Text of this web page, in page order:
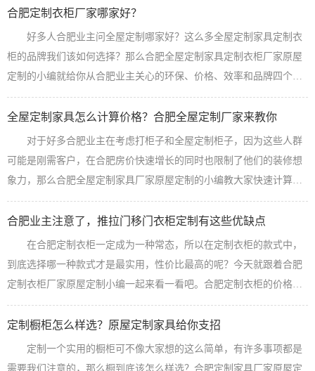
信，这样所谓的998元其实插边球主要是指柜体只要998元，这样做的
目的是让你交钱，然后再把门板价格标价到1000多块钱甚至2000多，
这样不仅看似柜体亏钱，其实门板高于市场几倍的价格卖给你这样来
赚取高额的利润...【查看详情】
合肥定制衣柜厂家哪家好？
好多人合肥业主问全屋定制哪家好？这么多全屋定制家具定制衣
柜的品牌我们该如何选择？那么合肥全屋定制家具定制衣柜厂家原屋
定制的小编就给你从合肥业主关心的环保、价格、效率和品牌四个方
面分析下到底哪家全屋定制好：一、环保定制衣柜环保不环保，无非
在于使用的板材，板材好定制的家具才环保。原屋定制采用客户指定
板材策略，一方面回避掉自己选板材木工打还是不环保不好看的风
险，保证到了每一个全屋定制客户的利益，每一个全屋定制产品都可
以定向采购板材，如果不放心你买板材我...【查看详情】
全屋定制家具怎么计算价格？合肥全屋定制厂家来教你
对于好多合肥业主在考虑打柜子和全屋定制柜子，因为这些人群
可能是刚需客户，在合肥房价快速增长的同时也限制了他们的装修想
象力，那么合肥全屋定制家具厂家原屋定制的小编教大家快速计算自
己家全屋定制家具的价格：1、按投影计算全屋定制家具的价格现在拿
一个合肥三居室100平方米的房子全屋定制来举例，三室的房子一般会
有一个主卧衣柜、次卧衣柜、书房功能房、橱柜、鞋柜等。比如:主卧
衣柜投影面积为6.5平方，次卧衣柜5平方，功能房有一个两个衣柜一
个榻榻米床（这个投影面...【查看详情】
合肥业主注意了，推拉门移门衣柜定制有这些优缺点
在合肥定制衣柜一定成为一种常态，所以在定制衣柜的款式中，
到底选择哪一种款式才是最实用，性价比最高的呢？今天就跟着合肥
定制衣柜厂家原屋定制小编一起来看一看吧。合肥定制衣柜的价格不
论是推拉门还是平开门都是差不多的，所以选择哪一个款式首先看的
不是价钱，而且你喜欢哪一种类型的，而且卧室的面积是否允许平开
门的设计。在设计的时候，首先要多多关注衣柜的设计有哪些优缺
点，才能够进行一个明确的选择。推拉门的门的下方有一个轨道，这
定制橱柜怎么样选？原屋定制家具给你支招
定制一个实用的橱柜可不像大家想的这么简单，有许多事项都是
需要我们注意的，那么橱到底该怎么样选？合肥定制家具厂家原屋定